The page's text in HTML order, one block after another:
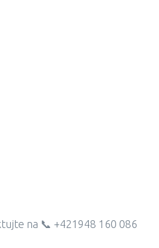
na 📞 +421948 160 086